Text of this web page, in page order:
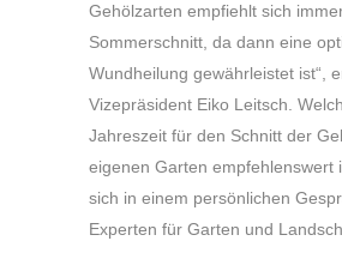
Gehölzarten empfiehlt sich
Sommerschnitt, da dann eine
Wundheilung gewährleistet ist“,
Vizepräsident Eiko Leitsch.
Jahreszeit für den Schnitt der
eigenen Garten empfehlenswert
sich in einem persönlichen
Experten für Garten und